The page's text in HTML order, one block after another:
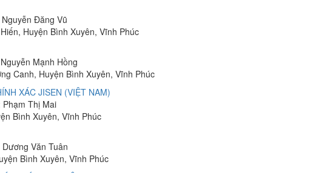
Đăng Vũ
Huyện Bình Xuyên, Vĩnh Phúc
Mạnh Hồng
Canh, Huyện Bình Xuyên, Vĩnh Phúc
XÁC JISEN (VIỆT NAM)
Thị Mai
Bình Xuyên, Vĩnh Phúc
Văn Tuân
Bình Xuyên, Vĩnh Phúc